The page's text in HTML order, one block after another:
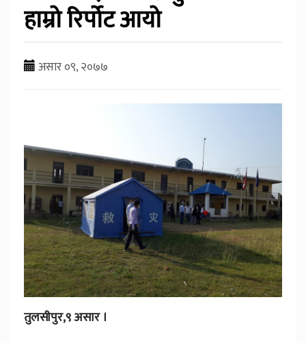
हाम्रो रिर्पोट आयो
असार ०९, २०७७
तुलसीपुर,९ असार ।